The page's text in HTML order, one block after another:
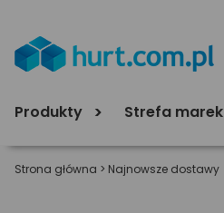
Produkty Strefa marek
Strona główna > Najnowsze dostawy